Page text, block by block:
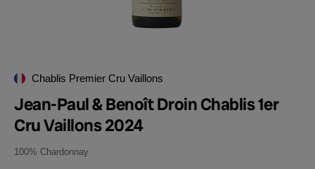
Chablis Premier Cru Vaillons
Jean-Paul & Benoît Droin Chablis 1er
Cru Vaillons 2024
100% Chardonnay